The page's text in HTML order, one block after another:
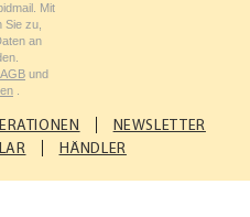
Mit
Sie zu,
an
AGB und
NEWSLETTER
HÄNDLER